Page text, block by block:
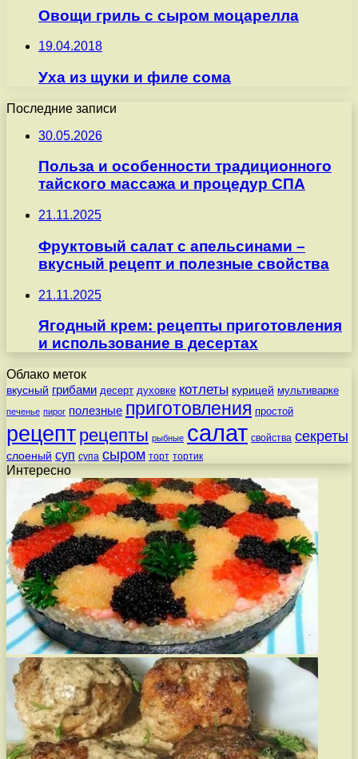
Овощи гриль с сыром моцарелла
19.04.2018
Уха из щуки и филе сома
Последние записи
30.05.2026
Польза и особенности традиционного
тайского массажа и процедур СПА
21.11.2025
Фруктовый салат с апельсинами –
вкусный рецепт и полезные свойства
21.11.2025
Ягодный крем: рецепты приготовления
и использование в десертах
Облако меток
вкусный грибами десерт духовке котлеты курицей мультиварке
печенье пирог полезные приготовления простой
рецепт рецепты рыбные салат свойства секреты
слоеный суп супа сыром торт тортик
Интересно